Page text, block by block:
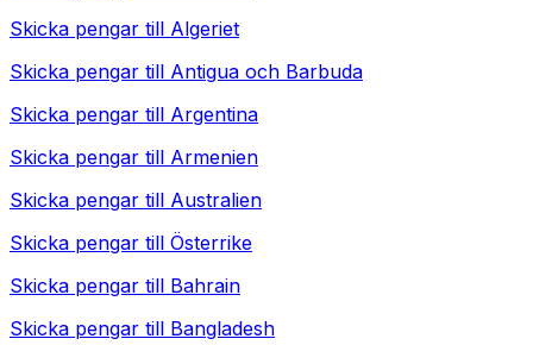
Skicka pengar till Algeriet
Skicka pengar till Antigua och Barbuda
Skicka pengar till Argentina
Skicka pengar till Armenien
Skicka pengar till Australien
Skicka pengar till Österrike
Skicka pengar till Bahrain
Skicka pengar till Bangladesh